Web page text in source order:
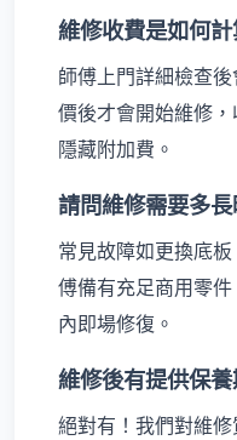
維修收費是如何計
師傅上門詳細檢查
價後才會開始維修
隱藏附加費。
請問維修需要多長
常見故障如更換底
傅備有充足商用零
內即場修復。
維修後有提供保養
絕對有！我們對維